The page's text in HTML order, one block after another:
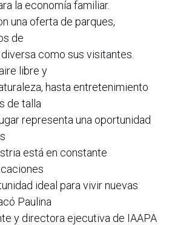
la economía familiar.
una oferta de parques,
de
como sus visitantes.
libre y
hasta entretenimiento
de talla
representa una oportunidad
está en constante
ideal para vivir nuevas
Paulina
y directora ejecutiva de IAAPA